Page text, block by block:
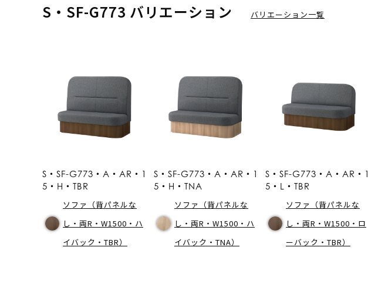
S・SF-G773 バリエーション バリエーション一覧
S・SF-G773・A・AR・1
5・H・TBR
ソファ（背パネルな
し・両R・W1500・ハ
イバック・TBR）
S・SF-G773・A・AR・1
5・H・TNA
ソファ（背パネルな
し・両R・W1500・ハ
イバック・TNA）
S・SF-G773・A・AR・1
5・L・TBR
ソファ（背パネルな
し・両R・W1500・ロ
ーバック・TBR）